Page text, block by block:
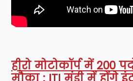
हीरो मोटोकॉर्प में 200